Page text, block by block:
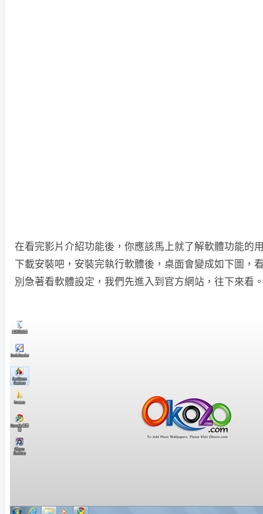
在看完影片介紹功能後，你應該馬上就了解軟體功能的
下載安裝吧，安裝完執行軟體後，桌面會變成如下圖，
別急著看軟體設定，我們先進入到官方網站，往下來看